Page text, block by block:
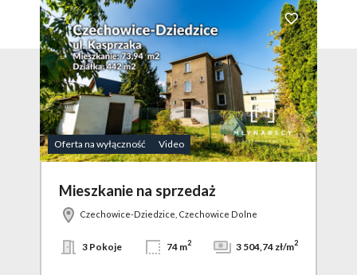
Oferta na wyłączność Video
Dodaj do
Mieszkanie na sprzedaż
Czechowice-Dziedzice, Czechowice Dolne
3 Pokoje 74 m2 3 504,74 zł/m2